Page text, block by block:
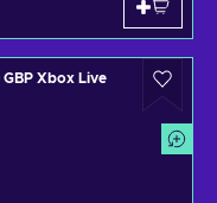
Xbox Live